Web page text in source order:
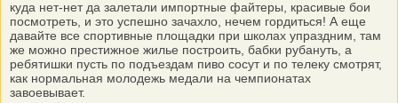
куда нет-нет да залетали импортные файтеры, красивые бои
посмотреть, и это успешно зачахло, нечем гордиться! А еще
давайте все спортивные площадки при школах упраздним, там
же можно престижное жилье построить, бабки рубануть, а
ребятишки пусть по подъездам пиво сосут и по телеку смотрят,
как нормальная молодежь медали на чемпионатах
завоевывает.